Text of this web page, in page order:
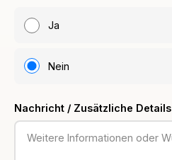
Ja
Nein
Nachricht / Zusätzliche Details